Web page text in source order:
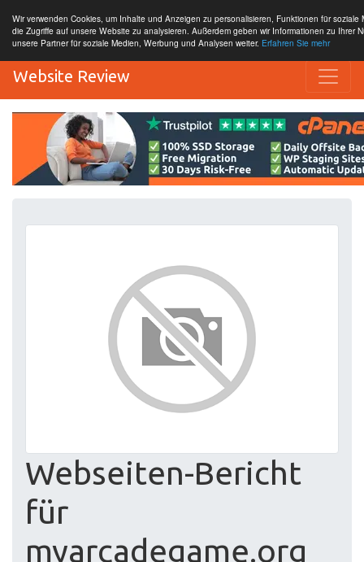
Wir verwenden Cookies, um Inhalte und Anzeigen zu personalisieren, Funktionen für
die Zugriffe auf unsere Website zu analysieren. Außerdem geben wir Informationen zu Ihrer
unsere Partner für soziale Medien, Werbung und Analysen weiter. Erfahren Sie mehr
Website Review
Webseiten-Bericht
für
myarcadegame.org